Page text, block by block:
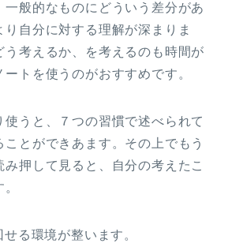
一般的なものにどういう差分があ
り自分に対する理解が深まりま
う考えるか、を考えるのも時間が
トを使うのがおすすめです。
うと、７つの習慣で述べられて
とができあます。その上でもう
押して見ると、自分の考えたこ
る環境が整います。